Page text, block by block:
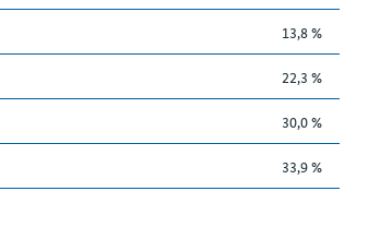
13,8 %
22,3 %
30,0 %
33,9 %